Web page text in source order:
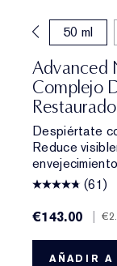
50 ml
Advanced
Complejo
Despiértate
Reduce
(61)
€143.00
|
AÑADIR A